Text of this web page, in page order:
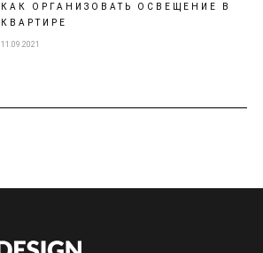
КАК ОРГАНИЗОВАТЬ ОСВЕЩЕНИЕ В
КВАРТИРЕ
11.09.2021